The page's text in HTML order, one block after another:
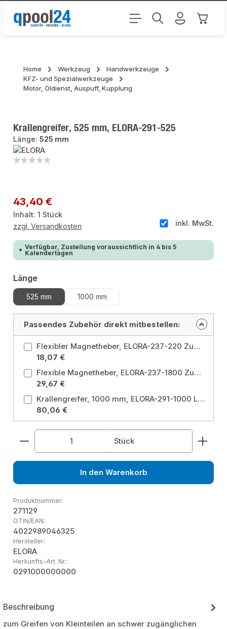
Zum Hauptinhalt springen
Home Werkzeug
Handwerkzeuge
KFZ- und Spezialwerkzeuge
Motor, Öldienst, Auspuff, Kupplung
Krallengreifer, 525 mm, ELORA-291-525
Länge:525 mm
Regulärer Preis:
43,40 €
Inhalt:1 Stück
inkl. MwSt.
zzgl. Versandkosten
Verfügbar, Zustellung voraussichtlich in 4 bis 5
Kalendertagen
Längeauswählen
525 mm 1000 mm
Passendes Zubehör direkt mitbestellen:
Flexibler Magnetheber, ELORA-237-220 Zugkraft: 220 gr
18,07 €
Flexible Magnetheber, ELORA-237-1800 Zugkraft: 1800 gr
29,67 €
Krallengreifer, 1000 mm, ELORA-291-1000 Länge: 1000 mm
80,06 €
Produkt Anzahl: Gib den gewünschten Wert
Stück
In den Warenkorb
Produktnummer:
271129
GTIN/EAN:
4022989046325
Hersteller:
ELORA
Herkunfts-Art. Nr.:
0291000000000
Beschreibung
zum Greifen von Kleinteilen an schwer zugänglichen